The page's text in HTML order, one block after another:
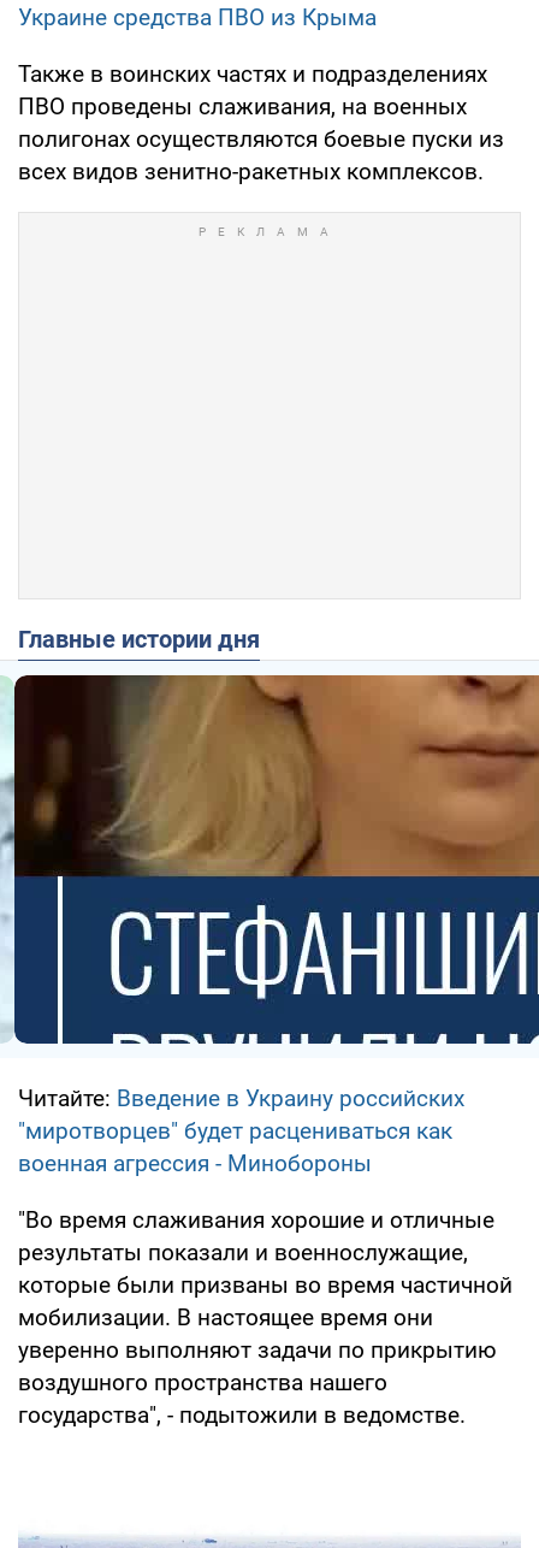
Украине средства ПВО из Крыма
Также в воинских частях и подразделениях
ПВО проведены слаживания, на военных
полигонах осуществляются боевые пуски из
всех видов зенитно-ракетных комплексов.
Главные истории дня
Читайте: Введение в Украину российских
"миротворцев" будет расцениваться как
военная агрессия - Минобороны
"Во время слаживания хорошие и отличные
результаты показали и военнослужащие,
которые были призваны во время частичной
мобилизации. В настоящее время они
уверенно выполняют задачи по прикрытию
воздушного пространства нашего
государства", - подытожили в ведомстве.